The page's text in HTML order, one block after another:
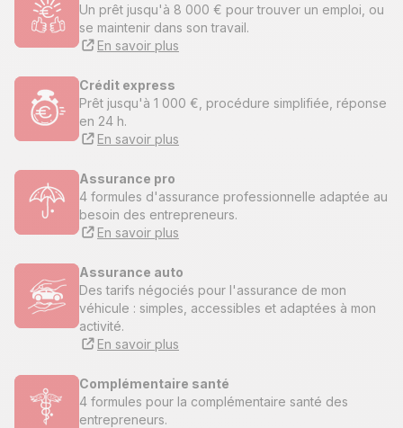
Un prêt jusqu'à 8 000 € pour trouver un emploi, ou
se maintenir dans son travail.
En savoir plus
Crédit express
Prêt jusqu'à 1 000 €, procédure simplifiée, réponse
en 24 h.
En savoir plus
Assurance pro
4 formules d'assurance professionnelle adaptée au
besoin des entrepreneurs.
En savoir plus
Assurance auto
Des tarifs négociés pour l'assurance de mon
véhicule : simples, accessibles et adaptées à mon
activité.
En savoir plus
Complémentaire santé
4 formules pour la complémentaire santé des
entrepreneurs.